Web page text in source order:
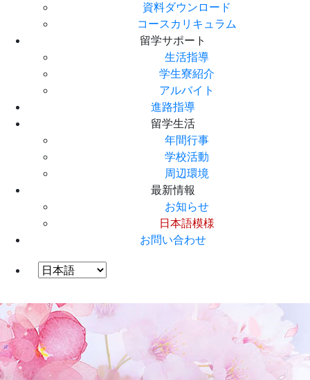
資料ダウンロード
コースカリキュラム
留学サポート
生活指導
学生寮紹介
アルバイト
進路指導
留学生活
年間行事
学校活動
周辺環境
最新情報
お知らせ
日本語模様
お問い合わせ